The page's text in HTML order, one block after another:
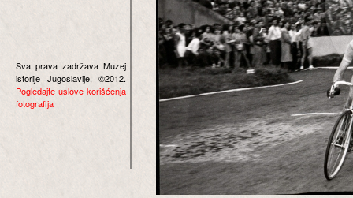
Sva prava zadržava Muzej
istorije Jugoslavije, ©2012.
Pogledajte uslove korišćenja
fotografija